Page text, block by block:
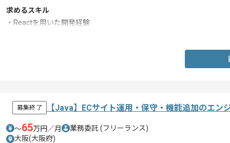
求めるスキル
・Reactを用いた開発経験
募集終了 【Java】ECサイト運用・保守・機能追加のエン
〜65万円／月 業務委託 (フリーランス)
大阪(大阪府)